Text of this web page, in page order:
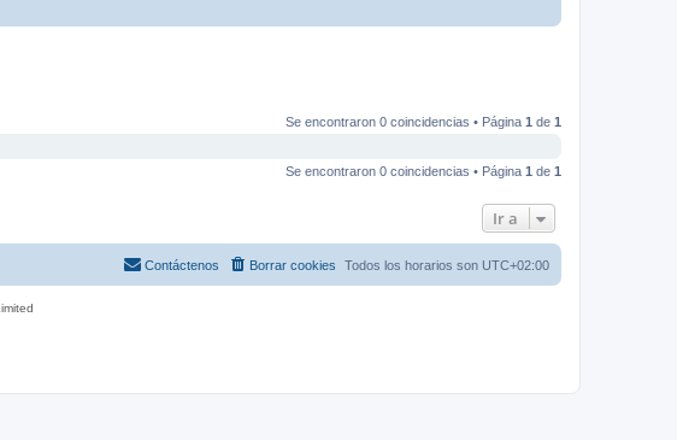
Se encontraron 0 coincidencias • Página 1 de 1
Se encontraron 0 coincidencias • Página 1 de 1
Ir a
Todos los horarios son UTC+02:00
Borrar cookies
Contáctenos